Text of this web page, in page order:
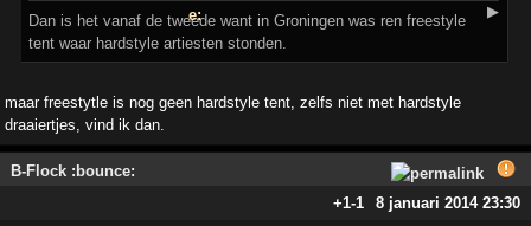
▶
Dan is het vanaf de tweede want in Groningen was ren freestyle
tent waar hardstyle artiesten stonden.
maar freestytle is nog geen hardstyle tent, zelfs niet met hardstyle
draaiertjes, vind ik dan.
B-Flock :bounce:
+1-1 8 januari 2014 23:30